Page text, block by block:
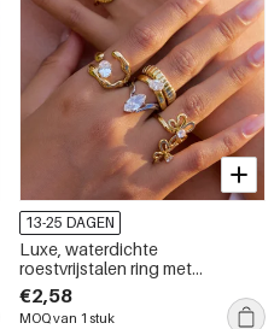
13-25 DAGEN
Luxe, waterdichte
roestvrijstalen ring met
goudkleurige edelsteen.
€2,58
MOQ van 1 stuk